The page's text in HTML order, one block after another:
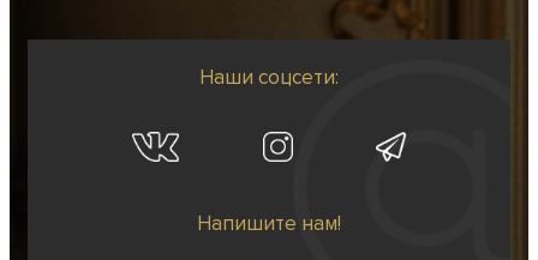
Наши соцсети:
Напишите нам!